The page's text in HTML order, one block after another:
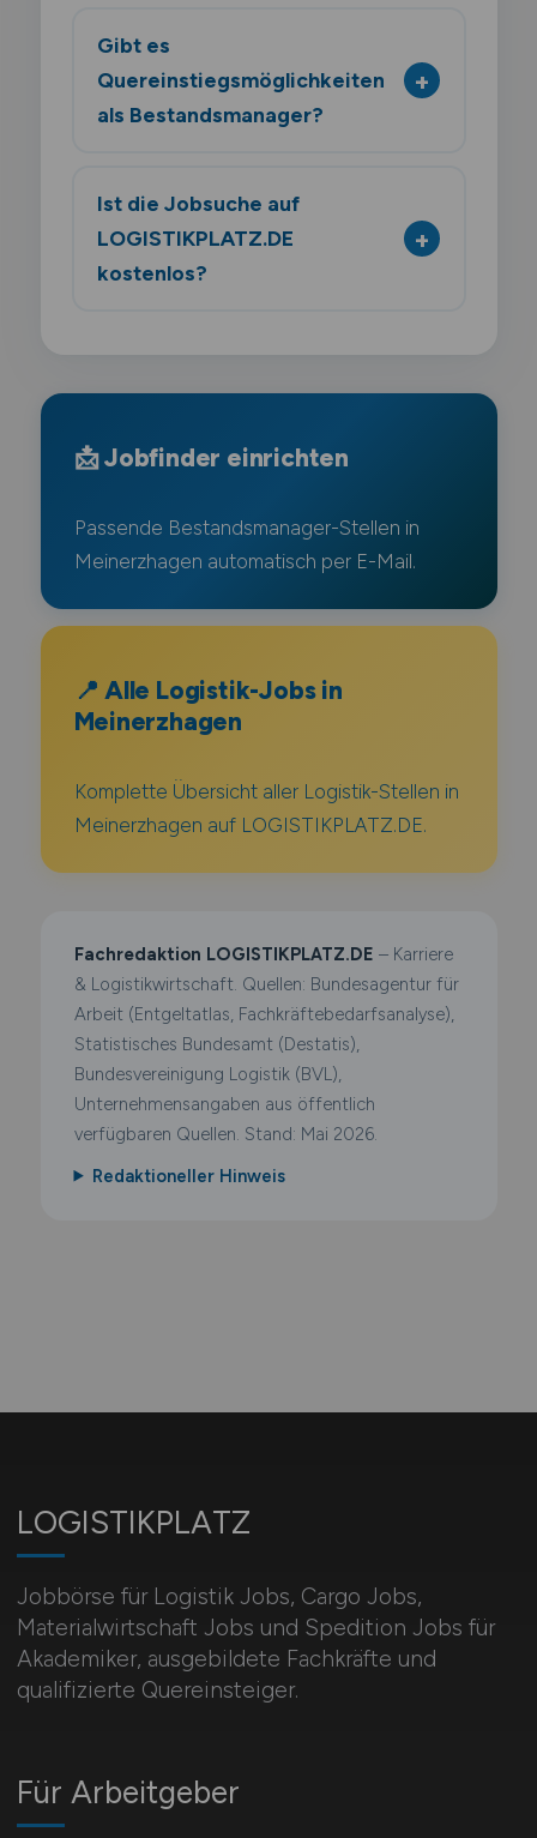
Gibt es
Quereinstiegsmöglichkeiten
als Bestandsmanager?
Ist die Jobsuche auf
LOGISTIKPLATZ.DE
kostenlos?
📩 Jobfinder einrichten
Passende Bestandsmanager-Stellen in
Meinerzhagen automatisch per E-Mail.
📍 Alle Logistik-Jobs in
Meinerzhagen
Komplette Übersicht aller Logistik-Stellen in
Meinerzhagen auf LOGISTIKPLATZ.DE.
Fachredaktion LOGISTIKPLATZ.DE – Karriere
& Logistikwirtschaft. Quellen: Bundesagentur für
Arbeit (Entgeltatlas, Fachkräftebedarfsanalyse),
Statistisches Bundesamt (Destatis),
Bundesvereinigung Logistik (BVL),
Unternehmensangaben aus öffentlich
verfügbaren Quellen. Stand: Mai 2026.
Redaktioneller Hinweis
LOGISTIKPLATZ
Jobbörse für Logistik Jobs, Cargo Jobs,
Materialwirtschaft Jobs und Spedition Jobs für
Akademiker, ausgebildete Fachkräfte und
qualifizierte Quereinsteiger.
Für Arbeitgeber